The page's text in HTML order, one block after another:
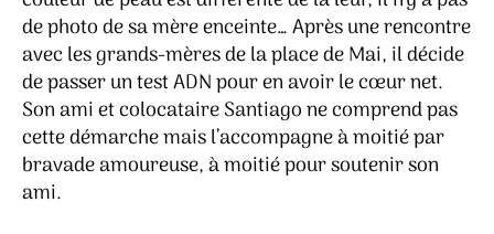
de photo de sa mère enceinte… Après une rencontre
avec les grands-mères de la place de Mai, il décide
de passer un test ADN pour en avoir le cœur net.
Son ami et colocataire Santiago ne comprend pas
cette démarche mais l’accompagne à moitié par
bravade amoureuse, à moitié pour soutenir son
ami.